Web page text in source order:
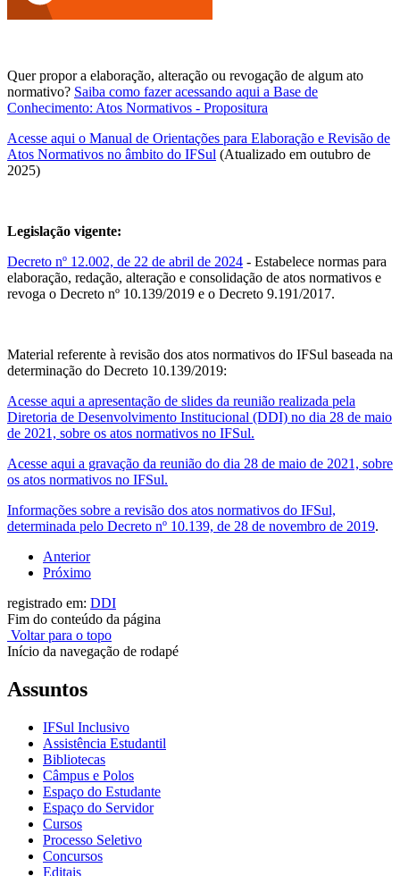
Quer propor a elaboração, alteração ou revogação de algum ato
normativo? Saiba como fazer acessando aqui a Base de
Conhecimento: Atos Normativos - Propositura
Acesse aqui o Manual de Orientações para Elaboração e Revisão de
Atos Normativos no âmbito do IFSul (Atualizado em outubro de
2025)
Legislação vigente:
Decreto nº 12.002, de 22 de abril de 2024 - Estabelece normas para
elaboração, redação, alteração e consolidação de atos normativos e
revoga o Decreto nº 10.139/2019 e o Decreto 9.191/2017.
Material referente à revisão dos atos normativos do IFSul baseada na
determinação do Decreto 10.139/2019:
Acesse aqui a apresentação de slides da reunião realizada pela
Diretoria de Desenvolvimento Institucional (DDI) no dia 28 de maio
de 2021, sobre os atos normativos no IFSul.
Acesse aqui a gravação da reunião do dia 28 de maio de 2021, sobre
os atos normativos no IFSul.
Informações sobre a revisão dos atos normativos do IFSul,
determinada pelo Decreto nº 10.139, de 28 de novembro de 2019.
Anterior
Próximo
registrado em: DDI
Fim do conteúdo da página
Voltar para o topo
Início da navegação de rodapé
Assuntos
IFSul Inclusivo
Assistência Estudantil
Bibliotecas
Câmpus e Polos
Espaço do Estudante
Espaço do Servidor
Cursos
Processo Seletivo
Concursos
Editais